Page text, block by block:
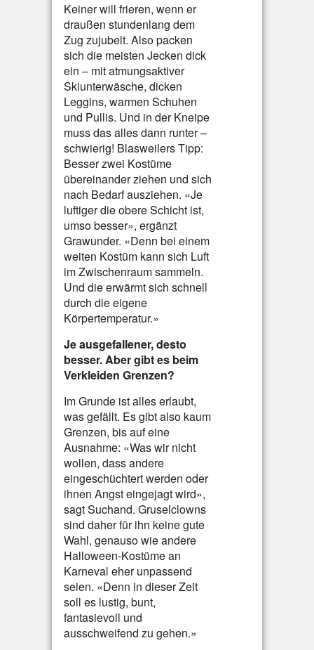
Keiner will frieren, wenn er
draußen stundenlang dem
Zug zujubelt. Also packen
sich die meisten Jecken dick
ein – mit atmungsaktiver
Skiunterwäsche, dicken
Leggins, warmen Schuhen
und Pullis. Und in der Kneipe
muss das alles dann runter –
schwierig! Blasweilers Tipp:
Besser zwei Kostüme
übereinander ziehen und sich
nach Bedarf ausziehen. «Je
luftiger die obere Schicht ist,
umso besser», ergänzt
Grawunder. «Denn bei einem
weiten Kostüm kann sich Luft
im Zwischenraum sammeln.
Und die erwärmt sich schnell
durch die eigene
Körpertemperatur.»
Je ausgefallener, desto
besser. Aber gibt es beim
Verkleiden Grenzen?
Im Grunde ist alles erlaubt,
was gefällt. Es gibt also kaum
Grenzen, bis auf eine
Ausnahme: «Was wir nicht
wollen, dass andere
eingeschüchtert werden oder
ihnen Angst eingejagt wird»,
sagt Suchand. Gruselclowns
sind daher für ihn keine gute
Wahl, genauso wie andere
Halloween-Kostüme an
Karneval eher unpassend
seien. «Denn in dieser Zeit
soll es lustig, bunt,
fantasievoll und
ausschweifend zu gehen.»